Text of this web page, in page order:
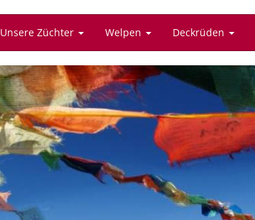
Unsere Züchter Welpen Deckrüden